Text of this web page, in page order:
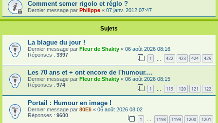
Comment semer rigolo et réglo ?
Dernier message par Philippe « 07 janv. 2012 07:47
Sujets
La blague du jour !
Dernier message par Fleur de Shakty « 06 août 2026 08:16
Réponses : 3397
1 422 423 424 425
Les 70 ans et + ont encore de l'humour....
Dernier message par Fleur de Shakty « 06 août 2026 08:15
Réponses : 974
1 … 119 120 121 122
Portail : Humour en image !
Dernier message par 80Eli « 06 août 2026 08:02
Réponses : 9600
1 … 1198 1199 1200 1201